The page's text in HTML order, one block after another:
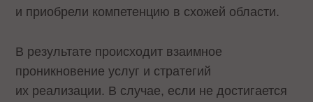
и приобрели компетенцию в схожей области.
В результате происходит взаимное
проникновение услуг и стратегий
их реализации. В случае, если не достигается